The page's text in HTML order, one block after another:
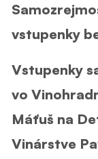
vstupenky
Vstupenky
vo
Máťuš na
Vinárstve